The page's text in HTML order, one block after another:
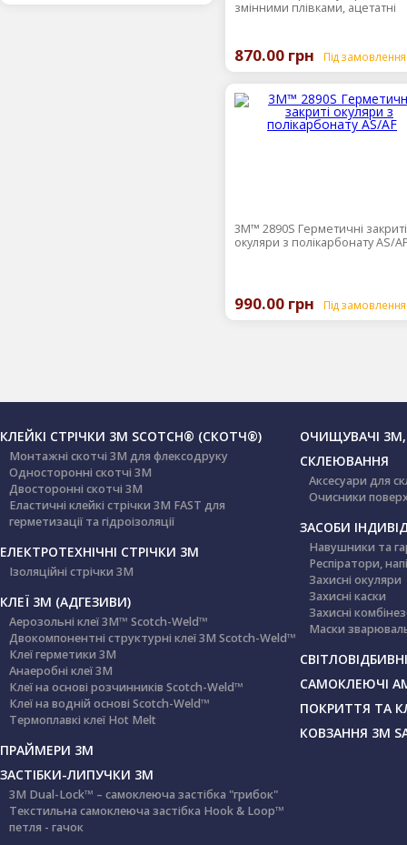
змінними плівками, ацетатні
870.00 грн Під замовлення
3М™ 2890S Герметичні закриті
окуляри з полікарбонату AS/AF
990.00 грн Під замовлення
КЛЕЙКІ СТРІЧКИ 3М SCOTCH® (СКОТЧ®)
Монтажні скотчі 3М для флексодруку
Односторонні скотчі 3М
Двосторонні скотчі 3М
Еластичні клейкі стрічки 3М FAST для
герметизації та гідроізоляції
ЕЛЕКТРОТЕХНІЧНІ СТРІЧКИ 3M
Ізоляційні стрічки 3М
КЛЕЇ 3М (АДГЕЗИВИ)
Аерозольні клеї 3M™ Scotch-Weld™
Двокомпонентні структурні клеї 3M Scotch-Weld™
Клеї герметики 3М
Анаеробні клеї 3М
Клеї на основі розчинників Scotch-Weld™
Клеї на водній основі Scotch-Weld™
Термоплавкі клеї Hot Melt
ПРАЙМЕРИ 3М
ЗАСТІБКИ-ЛИПУЧКИ 3М
3M Dual-Lock™ – самоклеюча застібка "грибок"
Текстильна самоклеюча застібка Hook & Loop™
петля - гачок
ОЧИЩУВАЧІ
СКЛЕЮВАННЯ
Аксесуари для
Очисники
ЗАСОБИ
Навушники та
Респіратори,
Захисні окуляри
Захисні каски
Захисні
Маски
САМОКЛЕЮЧІ
ПОКРИТТЯ ТА
КОВЗАННЯ 3М